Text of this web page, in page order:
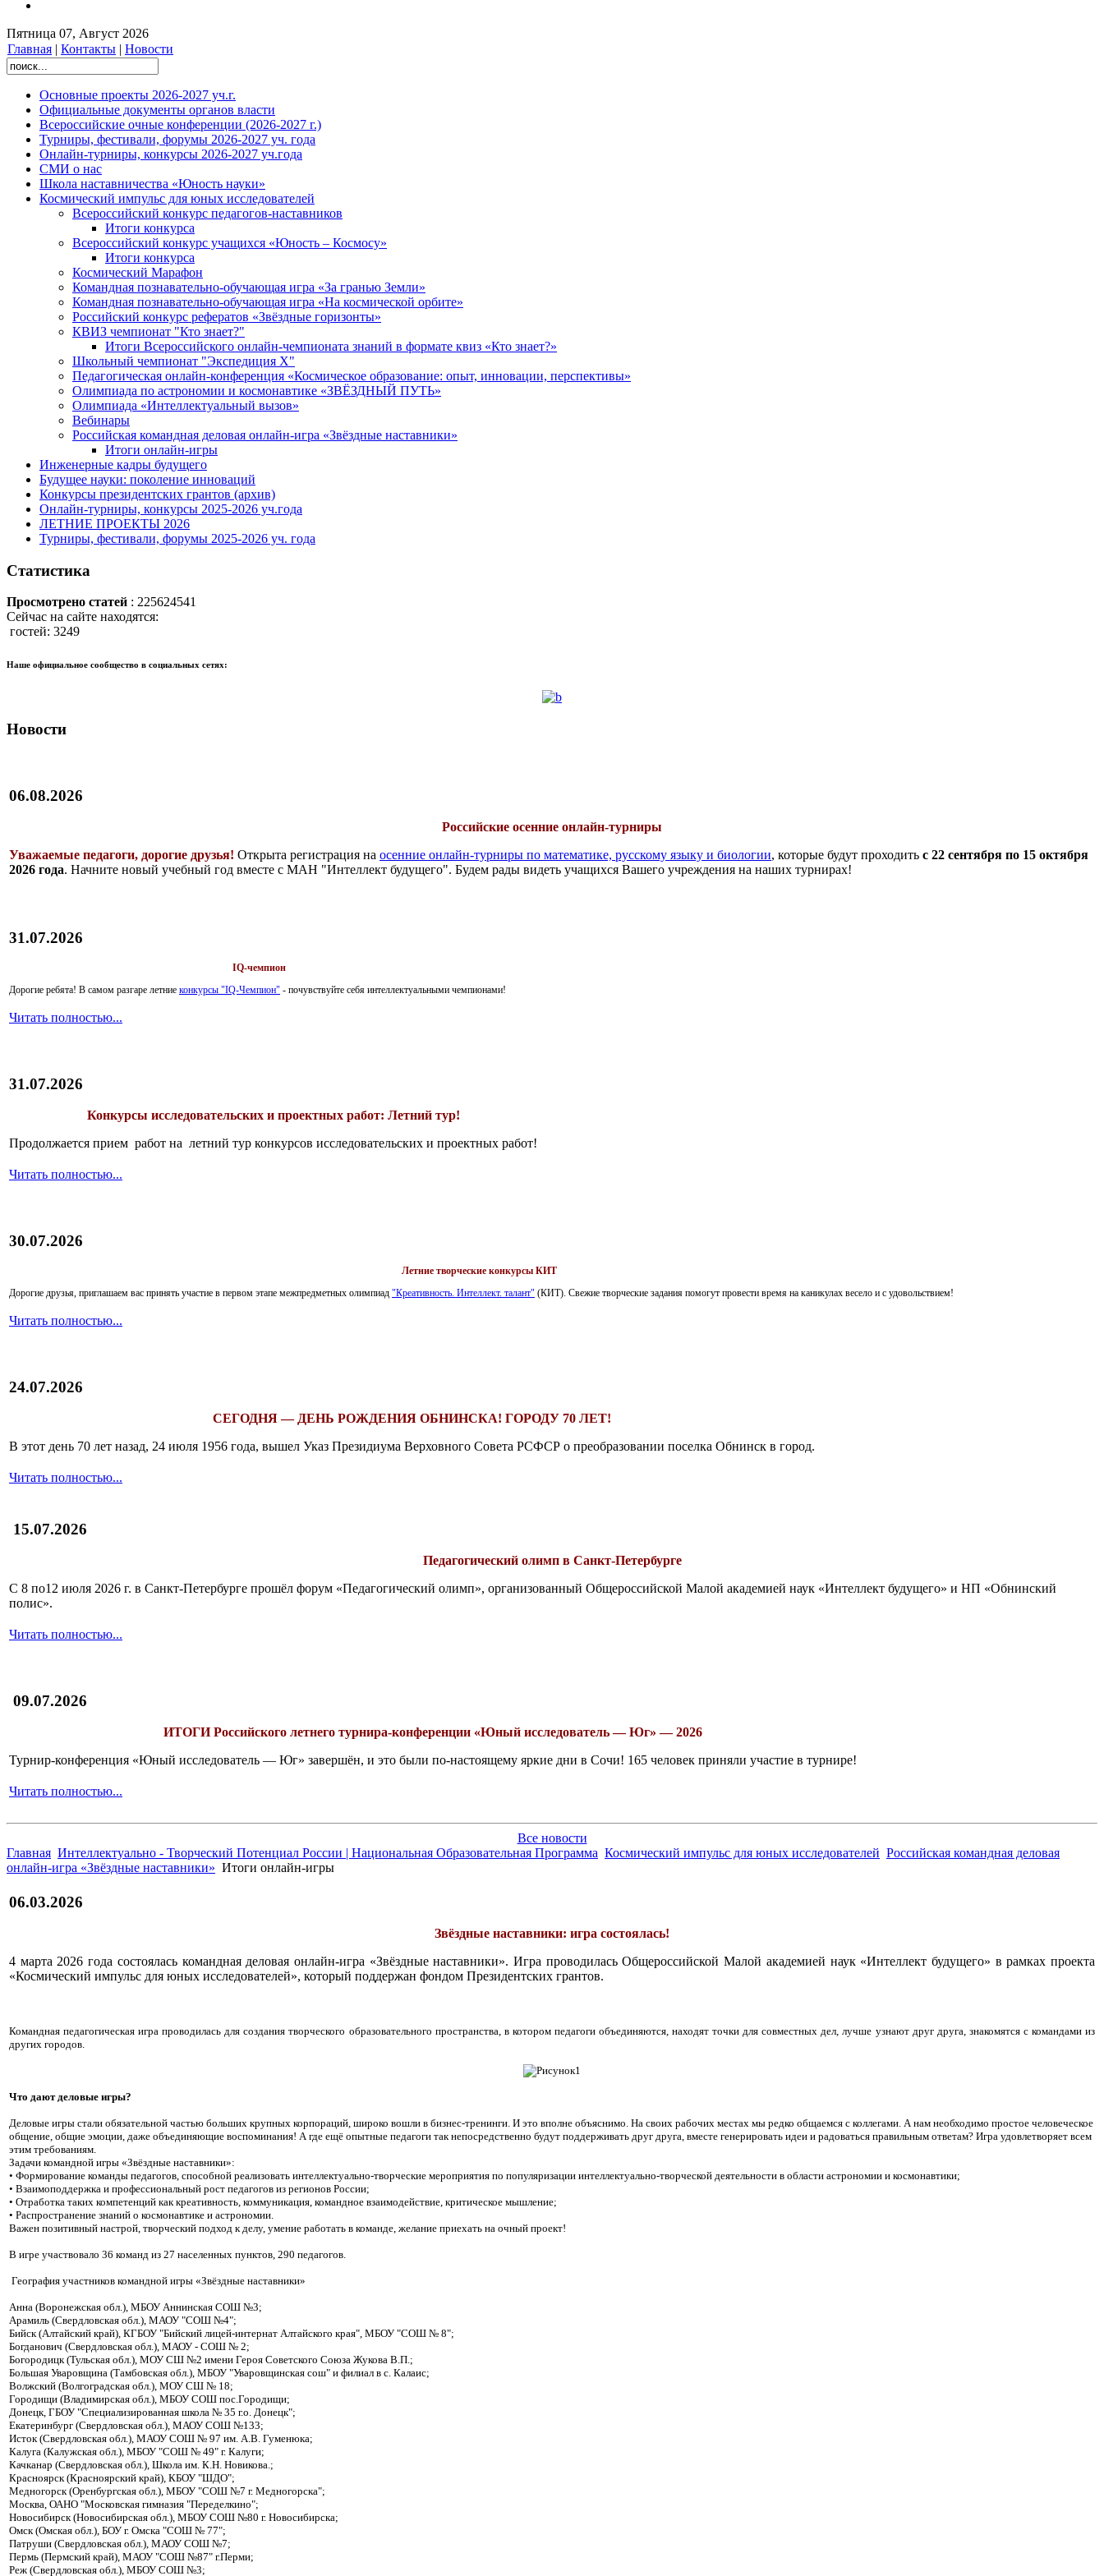
Пятница 07, Август 2026
Главная | Контакты | Новости
Основные проекты 2026-2027 уч.г.
Официальные документы органов власти
Всероссийские очные конференции (2026-2027 г.)
Турниры, фестивали, форумы 2026-2027 уч. года
Онлайн-турниры, конкурсы 2026-2027 уч.года
СМИ о нас
Школа наставничества «Юность науки»
Космический импульс для юных исследователей
Всероссийский конкурс педагогов-наставников
Итоги конкурса
Всероссийский конкурс учащихся «Юность – Космосу»
Итоги конкурса
Космический Марафон
Командная познавательно-обучающая игра «За гранью Земли»
Командная познавательно-обучающая игра «На космической орбите»
Российский конкурс рефератов «Звёздные горизонты»
КВИЗ чемпионат "Кто знает?"
Итоги Всероссийского онлайн-чемпионата знаний в формате квиз «Кто знает?»
Школьный чемпионат "Экспедиция Х"
Педагогическая онлайн-конференция «Космическое образование: опыт, инновации, перспективы»
Олимпиада по астрономии и космонавтике «ЗВЁЗДНЫЙ ПУТЬ»
Олимпиада «Интеллектуальный вызов»
Вебинары
Российская командная деловая онлайн-игра «Звёздные наставники»
Итоги онлайн-игры
Инженерные кадры будущего
Будущее науки: поколение инноваций
Конкурсы президентских грантов (архив)
Онлайн-турниры, конкурсы 2025-2026 уч.года
ЛЕТНИЕ ПРОЕКТЫ 2026
Турниры, фестивали, форумы 2025-2026 уч. года
Статистика
Просмотрено статей : 225624541
Сейчас на сайте находятся:
гостей: 3249
Наше официальное сообщество в социальных сетях:
Новости
06.08.2026
Российские осенние онлайн-турниры
Уважаемые педагоги, дорогие друзья! Открыта регистрация на осенние онлайн-турниры по математике, русскому языку и биологии, которые будут проходить с 22 сентября по 15 октября
2026 года. Начните новый учебный год вместе с МАН "Интеллект будущего". Будем рады видеть учащихся Вашего учреждения на наших турнирах!
31.07.2026
IQ-чемпион
Дорогие ребята! В самом разгаре летние конкурсы "IQ-Чемпион" - почувствуйте себя интеллектуальными чемпионами!
Читать полностью...
31.07.2026
Конкурсы исследовательских и проектных работ: Летний тур!
Продолжается прием работ на летний тур конкурсов исследовательских и проектных работ!
Читать полностью...
30.07.2026
Летние творческие конкурсы КИТ
Дорогие друзья, приглашаем вас принять участие в первом этапе межпредметных олимпиад "Креативность. Интеллект. талант" (КИТ). Свежие творческие задания помогут провести время на каникулах весело и с удовольствием!
Читать полностью...
24.07.2026
СЕГОДНЯ — ДЕНЬ РОЖДЕНИЯ ОБНИНСКА! ГОРОДУ 70 ЛЕТ!
В этот день 70 лет назад, 24 июля 1956 года, вышел Указ Президиума Верховного Совета РСФСР о преобразовании поселка Обнинск в город.
Читать полностью...
15.07.2026
Педагогический олимп в Санкт-Петербурге
С 8 по12 июля 2026 г. в Санкт-Петербурге прошёл форум «Педагогический олимп», организованный Общероссийской Малой академией наук «Интеллект будущего» и НП «Обнинский
полис».
Читать полностью...
09.07.2026
ИТОГИРоссийского летнего турнира-конференции «Юный исследователь — Юг» — 2026
Турнир-конференция «Юный исследователь — Юг» завершён, и это были по-настоящему яркие дни в Сочи! 165 человек приняли участие в турнире!
Читать полностью...
Все новости
Главная Интеллектуально - Творческий Потенциал России | Национальная Образовательная Программа Космический импульс для юных исследователей Российская командная деловая
онлайн-игра «Звёздные наставники» Итоги онлайн-игры
06.03.2026
Звёздные наставники: игра состоялась!
4 марта 2026 года состоялась командная деловая онлайн-игра «Звёздные наставники». Игра проводилась Общероссийской Малой академией наук «Интеллект будущего» в рамках проекта
«Космический импульс для юных исследователей», который поддержан фондом Президентских грантов.
Командная педагогическая игра проводилась для создания творческого образовательного пространства, в котором педагоги объединяются, находят точки для совместных дел, лучше узнают друг друга, знакомятся с командами из
других городов.
Что дают деловые игры?
Деловые игры стали обязательной частью больших крупных корпораций, широко вошли в бизнес-тренинги. И это вполне объяснимо. На своих рабочих местах мы редко общаемся с коллегами. А нам необходимо простое человеческое
общение, общие эмоции, даже объединяющие воспоминания! А где ещё опытные педагоги так непосредственно будут поддерживать друг друга, вместе генерировать идеи и радоваться правильным ответам? Игра удовлетворяет всем
этим требованиям.
Задачи командной игры «Звёздные наставники»:
• Формирование команды педагогов, способной реализовать интеллектуально-творческие мероприятия по популяризации интеллектуально-творческой деятельности в области астрономии и космонавтики;
• Взаимоподдержка и профессиональный рост педагогов из регионов России;
• Отработка таких компетенций как креативность, коммуникация, командное взаимодействие, критическое мышление;
• Распространение знаний о космонавтике и астрономии.
Важен позитивный настрой, творческий подход к делу, умение работать в команде, желание приехать на очный проект!
В игре участвовало 36 команд из 27 населенных пунктов, 290 педагогов.
География участников командной игры «Звёздные наставники»
Анна (Воронежская обл.), МБОУ Аннинская СОШ №3;
Арамиль (Свердловская обл.), МАОУ "СОШ №4";
Бийск (Алтайский край), КГБОУ "Бийский лицей-интернат Алтайского края", МБОУ "СОШ № 8";
Богданович (Свердловская обл.), МАОУ - СОШ № 2;
Богородицк (Тульская обл.), МОУ СШ №2 имени Героя Советского Союза Жукова В.П.;
Большая Уваровщина (Тамбовская обл.), МБОУ "Уваровщинская сош" и филиал в с. Калаис;
Волжский (Волгоградская обл.), МОУ СШ № 18;
Городищи (Владимирская обл.), МБОУ СОШ пос.Городищи;
Донецк, ГБОУ "Специализированная школа № 35 г.о. Донецк";
Екатеринбург (Свердловская обл.), МАОУ СОШ №133;
Исток (Свердловская обл.), МАОУ СОШ № 97 им. А.В. Гуменюка;
Калуга (Калужская обл.), МБОУ "СОШ № 49" г. Калуги;
Качканар (Свердловская обл.), Школа им. К.Н. Новикова.;
Красноярск (Красноярский край), КБОУ "ШДО";
Медногорск (Оренбургская обл.), МБОУ "СОШ №7 г. Медногорска";
Москва, ОАНО "Московская гимназия "Переделкино";
Новосибирск (Новосибирская обл.), МБОУ СОШ №80 г. Новосибирска;
Омск (Омская обл.), БОУ г. Омска "СОШ № 77";
Патруши (Свердловская обл.), МАОУ СОШ №7;
Пермь (Пермский край), МАОУ "СОШ №87" г.Перми;
Реж (Свердловская обл.), МБОУ СОШ №3;